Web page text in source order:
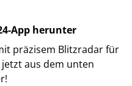
App herunter
präzisem Blitzradar für
jetzt aus dem unten